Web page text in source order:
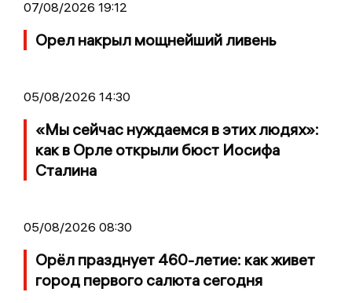
07/08/2026 19:12
Орел накрыл мощнейший ливень
05/08/2026 14:30
«Мы сейчас нуждаемся в этих людях»:
как в Орле открыли бюст Иосифа
Сталина
05/08/2026 08:30
Орёл празднует 460-летие: как живет
город первого салюта сегодня